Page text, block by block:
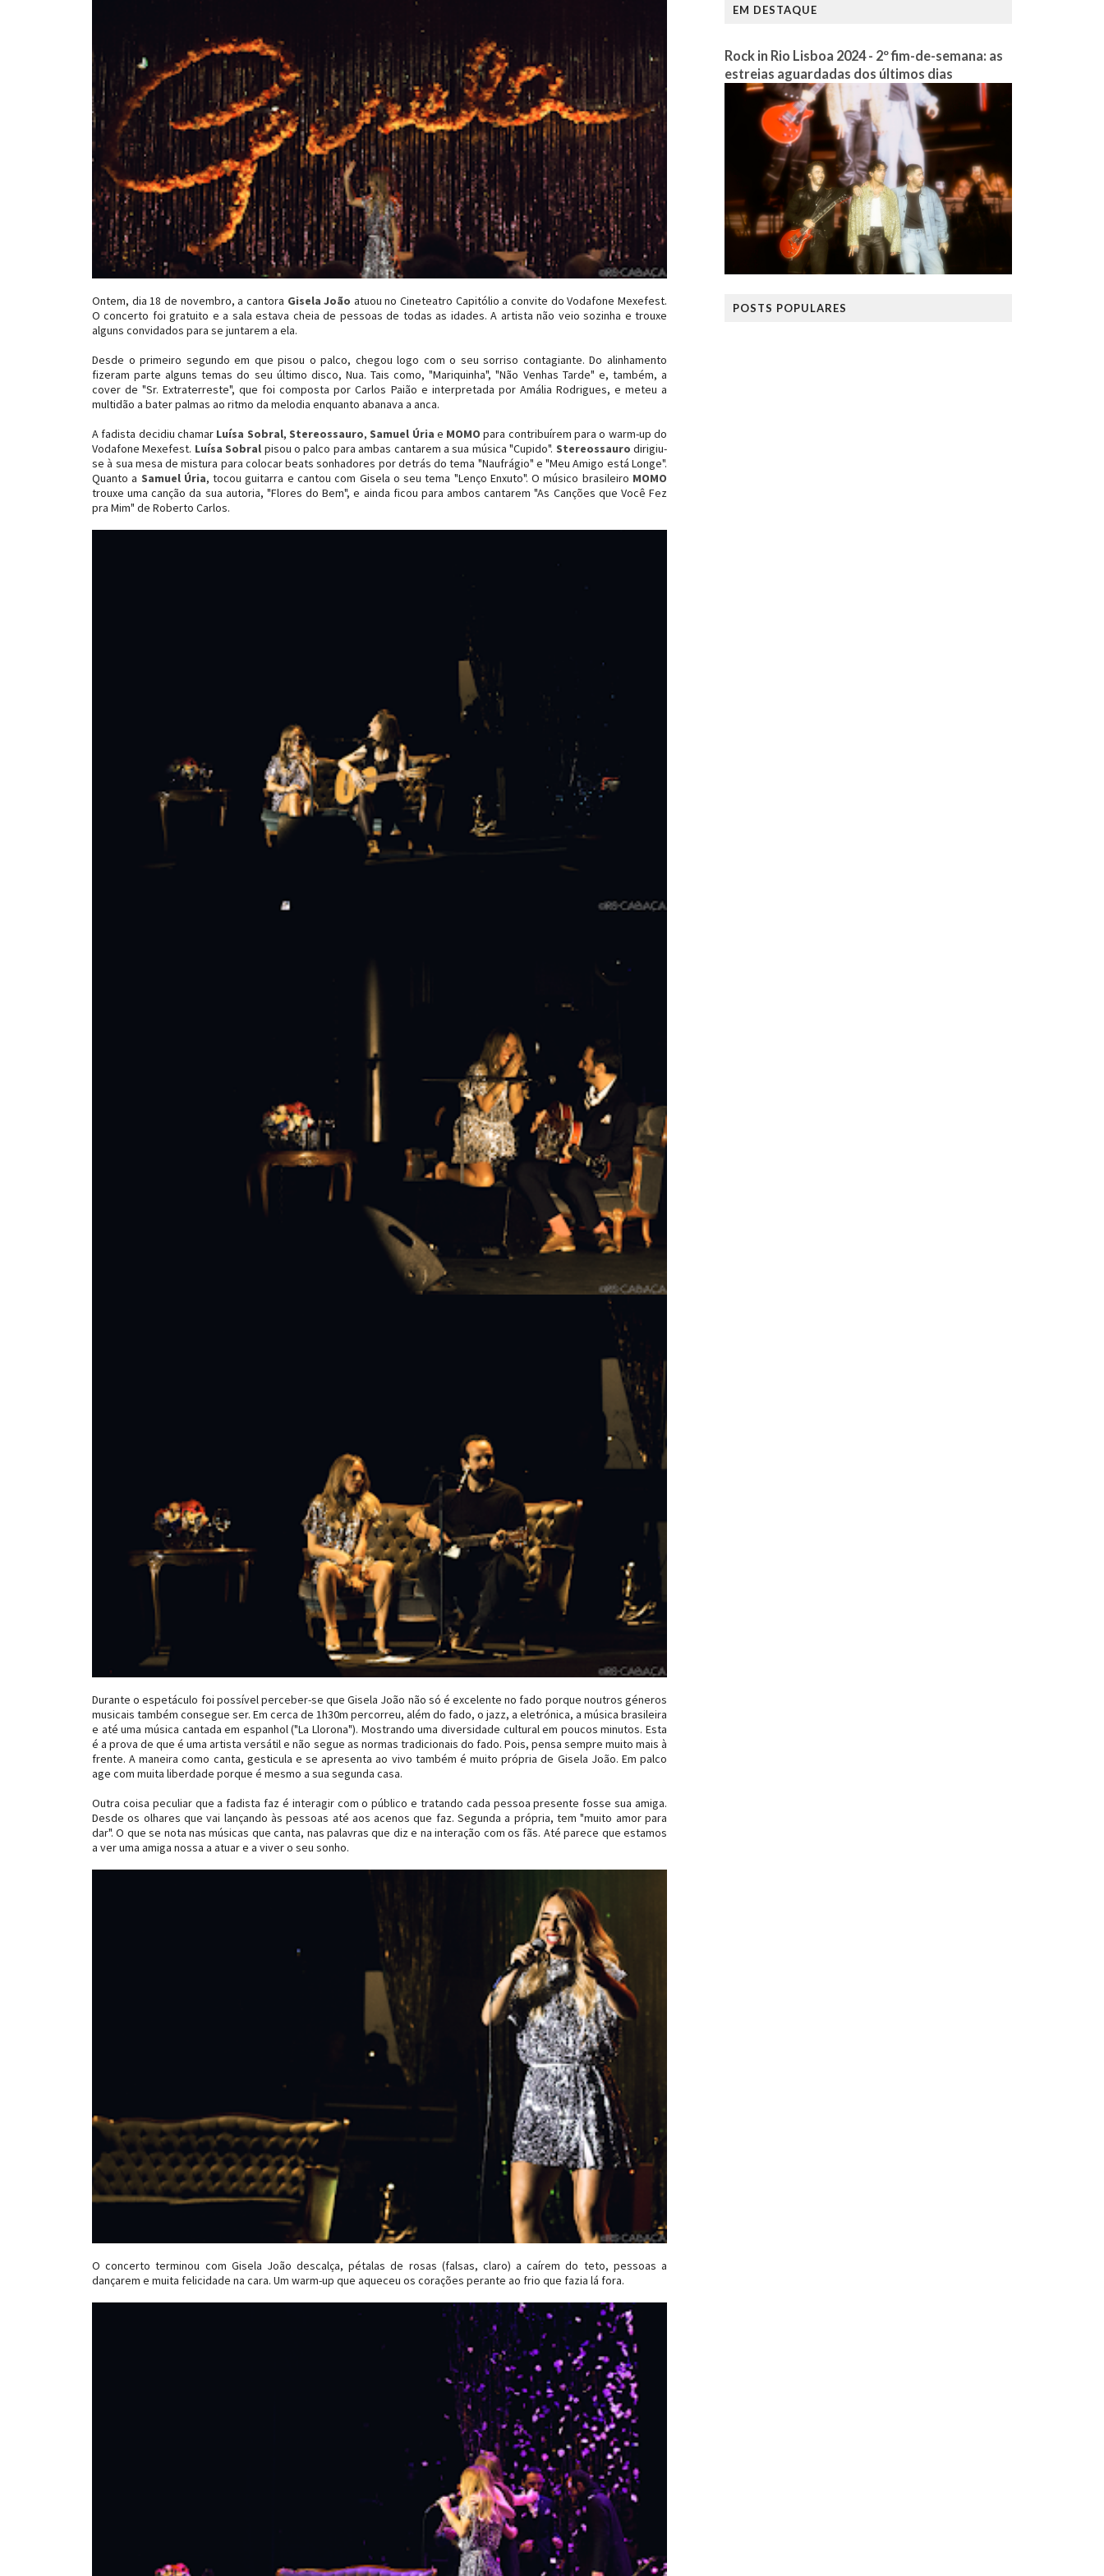
Ontem, dia 18 de novembro, a cantora Gisela João atuou no Cineteatro Capitólio a convite do Vodafone Mexefest.
O concerto foi gratuito e a sala estava cheia de pessoas de todas as idades. A artista não veio sozinha e trouxe
alguns convidados para se juntarem a ela.
Desde o primeiro segundo em que pisou o palco, chegou logo com o seu sorriso contagiante. Do alinhamento
fizeram parte alguns temas do seu último disco, Nua. Tais como, "Mariquinha", "Não Venhas Tarde" e, também, a
cover de "Sr. Extraterreste", que foi composta por Carlos Paião e interpretada por Amália Rodrigues, e meteu a
multidão a bater palmas ao ritmo da melodia enquanto abanava a anca.
A fadista decidiu chamar Luísa Sobral, Stereossauro, Samuel Úria e MOMOpara contribuírem para o warm-up do
Vodafone Mexefest. Luísa Sobral pisou o palco para ambas cantarem a sua música "Cupido". Stereossauro dirigiu-
se à sua mesa de mistura para colocar beats sonhadores por detrás do tema "Naufrágio" e "Meu Amigo está Longe".
Quanto a Samuel Úria, tocou guitarra e cantou com Gisela o seu tema "Lenço Enxuto". O músico brasileiro MOMO
trouxe uma canção da sua autoria, "Flores do Bem", e ainda ficou para ambos cantarem "As Canções que Você Fez
pra Mim" de Roberto Carlos.
Durante o espetáculo foi possível perceber-se que Gisela João não só é excelente no fado porque noutros géneros
musicais também consegue ser. Em cerca de 1h30m percorreu, além do fado, o jazz, a eletrónica, a música brasileira
e até uma música cantada em espanhol ("La Llorona"). Mostrando uma diversidade cultural em poucos minutos. Esta
é a prova de que é uma artista versátil e não segue as normas tradicionais do fado. Pois, pensa sempre muito mais à
frente. A maneira como canta, gesticula e se apresenta ao vivo também é muito própria de Gisela João. Em palco
age com muita liberdade porque é mesmo a sua segunda casa.
Outra coisa peculiar que a fadista faz é interagir com o público e tratando cada pessoa presente fosse sua amiga.
Desde os olhares que vai lançando às pessoas até aos acenos que faz. Segunda a própria, tem "muito amor para
dar". O que se nota nas músicas que canta, nas palavras que diz e na interação com os fãs. Até parece que estamos
a ver uma amiga nossa a atuar e a viver o seu sonho.
O concerto terminou com Gisela João descalça, pétalas de rosas (falsas, claro) a caírem do teto, pessoas a
dançarem e muita felicidade na cara. Um warm-up que aqueceu os corações perante ao frio que fazia lá fora.
EM DESTAQUE
Rock in Rio Lisboa 2024 - 2º fim-de-semana: as
estreias aguardadas dos últimos dias
POSTS POPULARES